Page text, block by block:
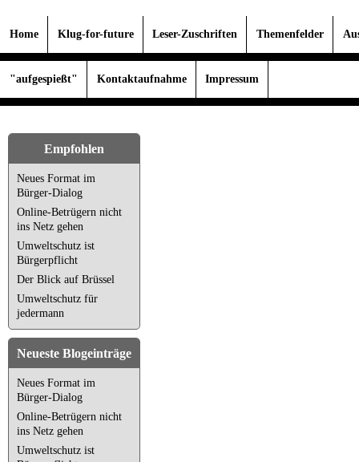
Home Klug-for-future Leser-Zuschriften Themenfelder
"aufgespießt" Kontaktaufnahme Impressum
Empfohlen
Neues Format im
Bürger-Dialog
Online-Betrügern nicht
ins Netz gehen
Umweltschutz ist
Bürgerpflicht
Der Blick auf Brüssel
Umweltschutz für
jedermann
Neueste Blogeinträge
Neues Format im
Bürger-Dialog
Online-Betrügern nicht
ins Netz gehen
Umweltschutz ist